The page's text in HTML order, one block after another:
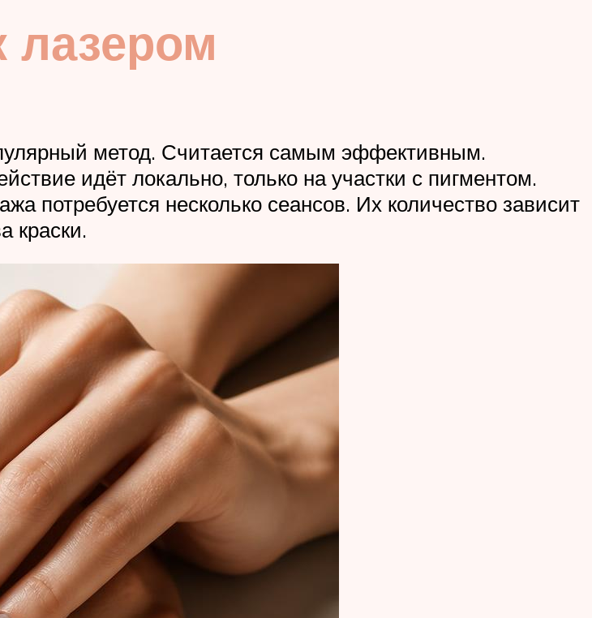
лазером
метод. Считается самым эффективным.
идёт локально, только на участки с пигментом.
потребуется несколько сеансов. Их количество зависит
краски.